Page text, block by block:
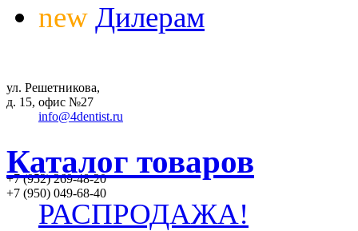
new Дилерам
ул. Решетникова,
д. 15, офис №27
info@4dentist.ru
+7 (952) 269-48-20
‪+7 (950) 049-68-40
Каталог товаров
РАСПРОДАЖА!